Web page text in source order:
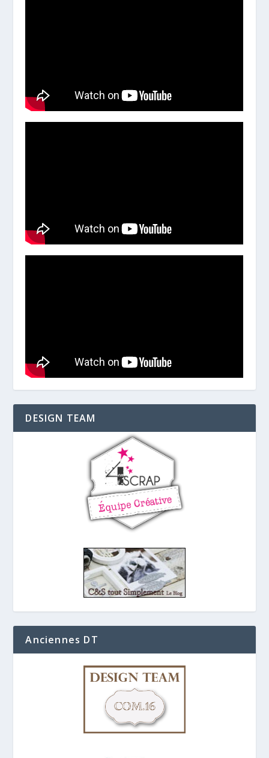
DESIGN TEAM
Anciennes DT